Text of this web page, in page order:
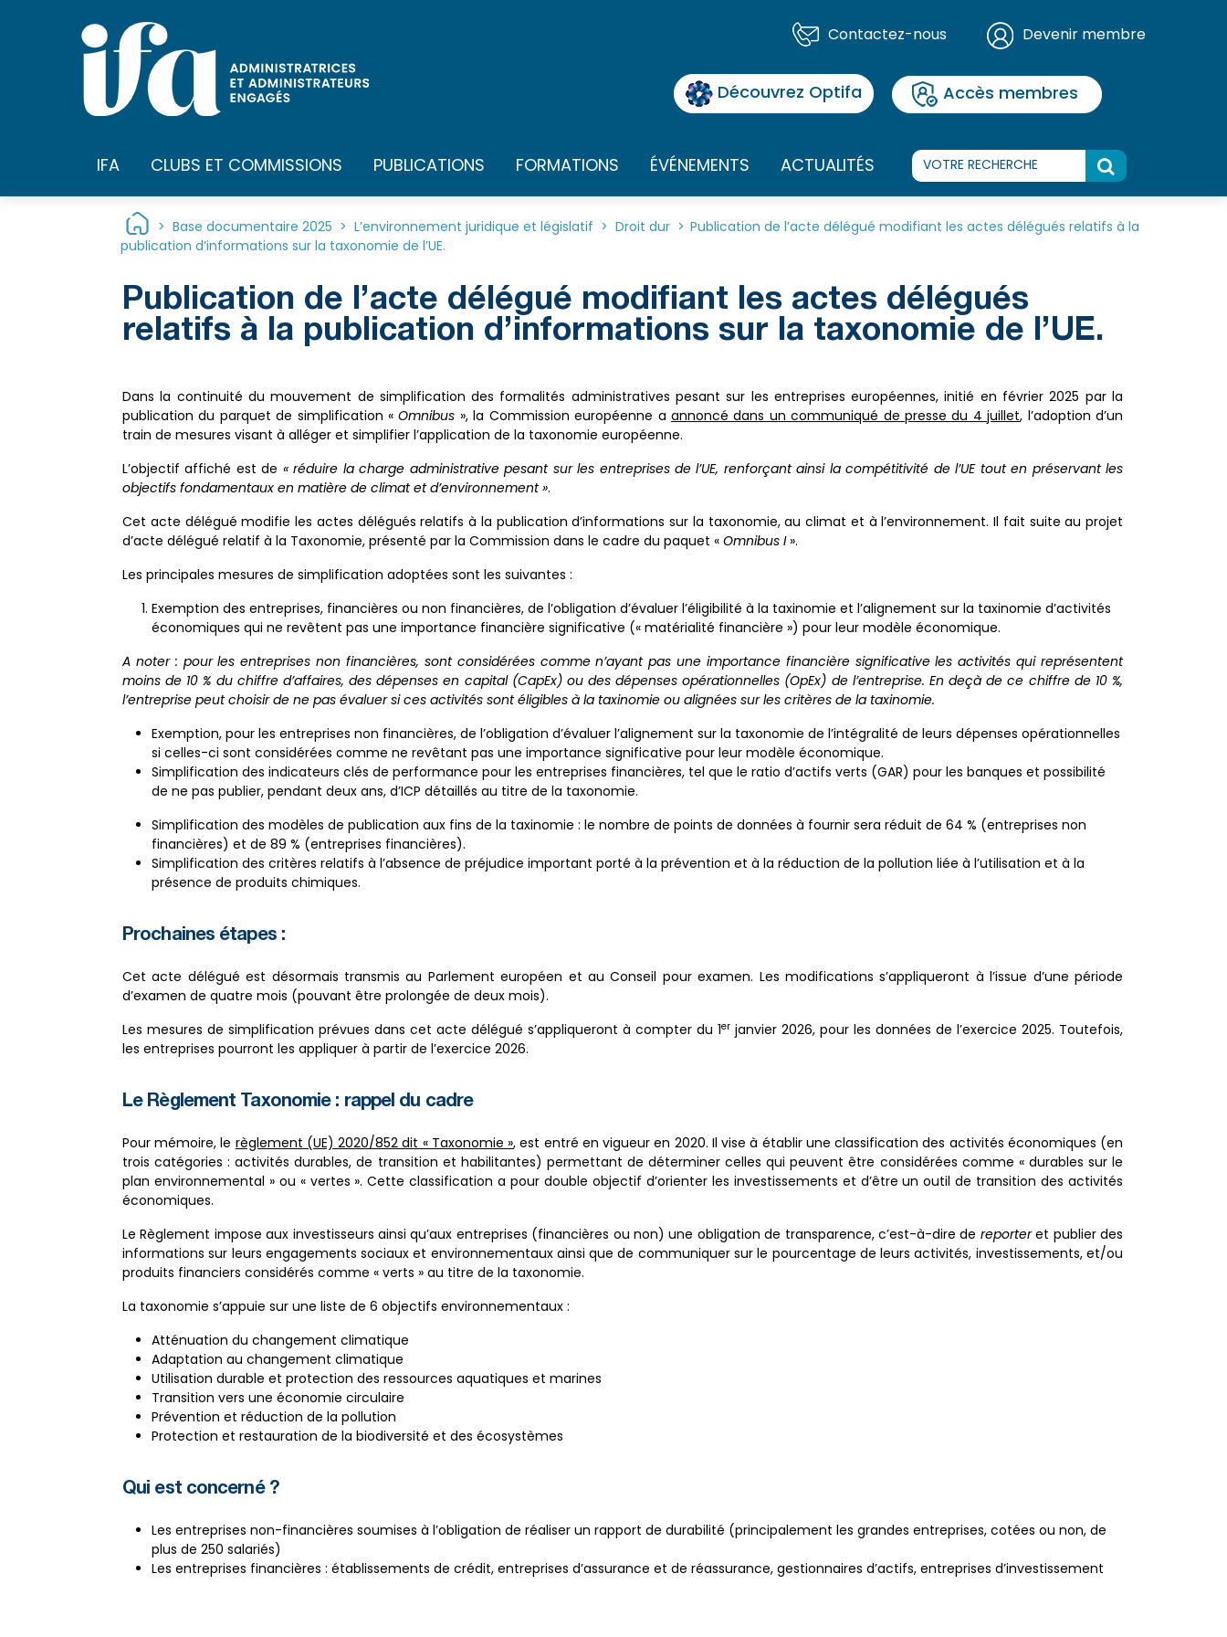
Contactez-nous
Devenir membre
Découvrez Optifa Accès membres
IFA CLUBS ET COMMISSIONS PUBLICATIONS FORMATIONS ÉVÉNEMENTS ACTUALITÉS
> Base documentaire 2025 > L’environnement juridique et législatif > Droit dur > Publication de l’acte délégué modifiant les actes délégués relatifs à la
publication d’informations sur la taxonomie de l’UE.
Publication de l’acte délégué modifiant les actes délégués
relatifs à la publication d’informations sur la taxonomie de l’UE.
Dans la continuité du mouvement de simplification des formalités administratives pesant sur les entreprises européennes, initié en février 2025 par la
publication du parquet de simplification «Omnibus », la Commission européenne a annoncé dans un communiqué de presse du 4 juillet, l’adoption d’un
train de mesures visant à alléger et simplifier l’application de la taxonomie européenne.
L’objectif affiché est de « réduire la charge administrative pesant sur les entreprises de l’UE, renforçant ainsi la compétitivité de l’UE tout en préservant les
objectifs fondamentaux en matière de climat et d’environnement ».
Cet acte délégué modifie les actes délégués relatifs à la publication d’informations sur la taxonomie, au climat et à l’environnement. Il fait suite au projet
d’acte délégué relatif à la Taxonomie, présenté par la Commission dans le cadre du paquet «Omnibus I».
Les principales mesures de simplification adoptées sont les suivantes :
Exemption des entreprises, financières ou non financières, de l’obligation d’évaluer l’éligibilité à la taxinomie et l’alignement sur la taxinomie d’activités
économiques qui ne revêtent pas une importance financière significative (« matérialité financière ») pour leur modèle économique.
A noter : pour les entreprises non financières, sont considérées comme n’ayant pas une importance financière significative les activités qui représentent
moins de 10 % du chiffre d’affaires, des dépenses en capital (CapEx) ou des dépenses opérationnelles (OpEx) de l’entreprise. En deçà de ce chiffre de 10 %,
l’entreprise peut choisir de ne pas évaluer si ces activités sont éligibles à la taxinomie ou alignées sur les critères de la taxinomie.
Exemption, pour les entreprises non financières, de l’obligation d’évaluer l’alignement sur la taxonomie de l’intégralité de leurs dépenses opérationnelles
si celles-ci sont considérées comme ne revêtant pas une importance significative pour leur modèle économique.
Simplification des indicateurs clés de performance pour les entreprises financières, tel que le ratio d’actifs verts (GAR) pour les banques et possibilité
de ne pas publier, pendant deux ans, d’ICP détaillés au titre de la taxonomie.
Simplification des modèles de publication aux fins de la taxinomie : le nombre de points de données à fournir sera réduit de 64 % (entreprises non
financières) et de 89 % (entreprises financières).
Simplification des critères relatifs à l’absence de préjudice important porté à la prévention et à la réduction de la pollution liée à l’utilisation et à la
présence de produits chimiques.
Prochaines étapes :
Cet acte délégué est désormais transmis au Parlement européen et au Conseil pour examen. Les modifications s’appliqueront à l’issue d’une période
d’examen de quatre mois (pouvant être prolongée de deux mois).
Les mesures de simplification prévues dans cet acte délégué s’appliqueront à compter du 1er janvier 2026, pour les données de l’exercice 2025. Toutefois,
les entreprises pourront les appliquer à partir de l’exercice 2026.
Le Règlement Taxonomie : rappel du cadre
Pour mémoire, lerèglement (UE) 2020/852 dit « Taxonomie », est entré en vigueur en 2020. Il vise à établir une classification des activités économiques (en
trois catégories : activités durables, de transition et habilitantes) permettant de déterminer celles qui peuvent être considérées comme « durables sur le
plan environnemental » ou « vertes ». Cette classification a pour double objectif d’orienter les investissements et d’être un outil de transition des activités
économiques.
Le Règlement impose aux investisseurs ainsi qu’aux entreprises (financières ou non) une obligation de transparence, c’est-à-dire de reporteret publier des
informations sur leurs engagements sociaux et environnementaux ainsi que de communiquer sur le pourcentage de leurs activités, investissements, et/ou
produits financiers considérés comme « verts » au titre de la taxonomie.
La taxonomie s’appuie sur une liste de 6 objectifs environnementaux :
Atténuation du changement climatique
Adaptation au changement climatique
Utilisation durable et protection des ressources aquatiques et marines
Transition vers une économie circulaire
Prévention et réduction de la pollution
Protection et restauration de la biodiversité et des écosystèmes
Qui est concerné ?
Les entreprises non-financières soumises à l’obligation de réaliser un rapport de durabilité (principalement les grandes entreprises, cotées ou non, de
plus de 250 salariés)
Les entreprises financières : établissements de crédit, entreprises d’assurance et de réassurance, gestionnaires d’actifs, entreprises d’investissement